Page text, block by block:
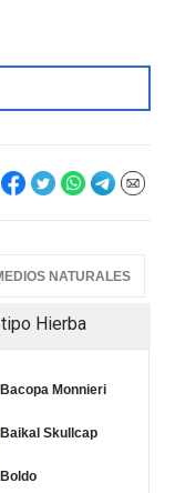
NATURALES
Hierba
Bacopa Monnieri
Baikal Skullcap
Boldo